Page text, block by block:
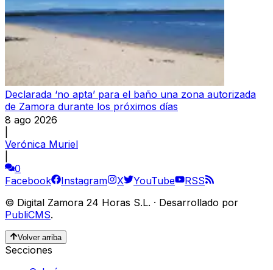
Declarada ‘no apta’ para el baño una zona autorizada
de Zamora durante los próximos días
8 ago 2026
Verónica Muriel
0
Facebook
Instagram X YouTube
RSS
© Digital Zamora 24 Horas S.L. · Desarrollado por
PubliCMS.
Volver arriba
Secciones